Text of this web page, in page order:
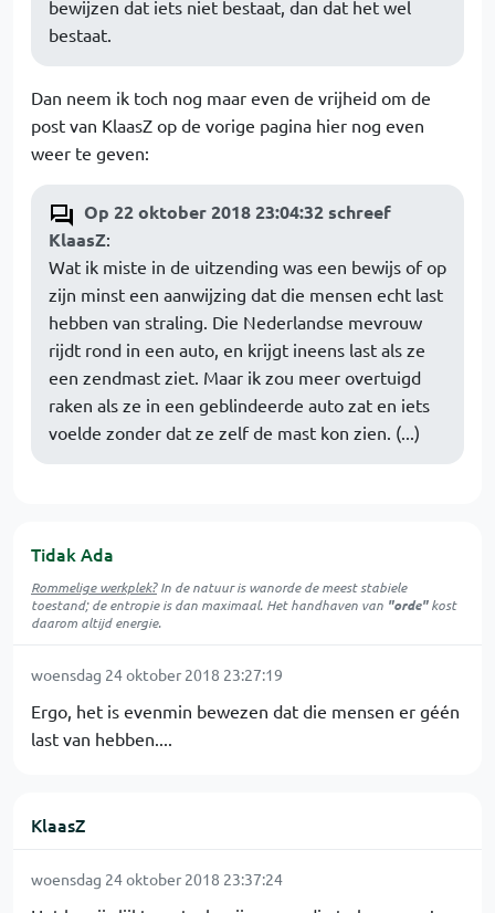
bewijzen dat iets niet bestaat, dan dat het wel
bestaat.
Dan neem ik toch nog maar even de vrijheid om de
post van KlaasZ op de vorige pagina hier nog even
weer te geven:
Op 22 oktober 2018 23:04:32 schreef
KlaasZ:
Wat ik miste in de uitzending was een bewijs of op
zijn minst een aanwijzing dat die mensen echt last
hebben van straling. Die Nederlandse mevrouw
rijdt rond in een auto, en krijgt ineens last als ze
een zendmast ziet. Maar ik zou meer overtuigd
raken als ze in een geblindeerde auto zat en iets
voelde zonder dat ze zelf de mast kon zien. (...)
Tidak Ada
Rommelige werkplek?In de natuur iswanordede meest stabiele
toestand; de entropie is dan maximaal. Het handhaven van "orde"kost
daarom altijd energie.
woensdag 24 oktober 2018 23:27:19
Ergo, het is evenmin bewezen dat die mensen er géén
last van hebben....
KlaasZ
woensdag 24 oktober 2018 23:37:24